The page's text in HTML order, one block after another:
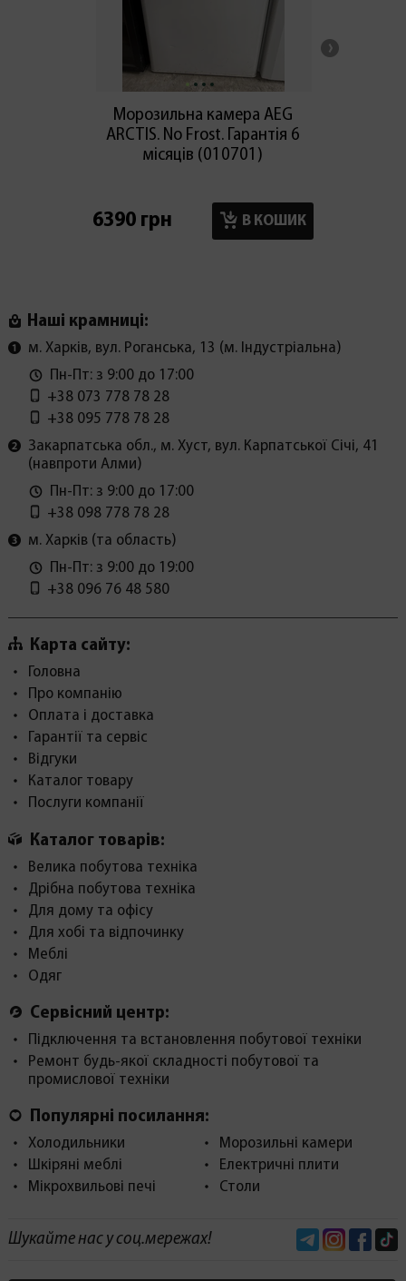
Морозильна камера AEG
ARCTIS. No Frost. Гарантія 6
місяців (010701)
6390 грн В КОШИК
Наші крамниці:
м. Харків, вул. Роганська, 13 (м. Індустріальна)
Пн-Пт: з 9:00 до 17:00
+38 073 778 78 28
+38 095 778 78 28
Закарпатська обл., м. Хуст, вул. Карпатської Січі, 41
(навпроти Алми)
Пн-Пт: з 9:00 до 17:00
+38 098 778 78 28
м. Харків (та область)
Пн-Пт: з 9:00 до 19:00
+38 096 76 48 580
Карта сайту:
Головна
Про компанію
Оплата і доставка
Гарантії та сервіс
Відгуки
Каталог товару
Послуги компанії
Каталог товарів:
Велика побутова техніка
Дрібна побутова техніка
Для дому та офісу
Для хобі та відпочинку
Меблі
Одяг
Сервісний центр:
Підключення та встановлення побутової техніки
Ремонт будь-якої складності побутової та
промислової техніки
Популярні посилання:
Холодильники
Шкіряні меблі
Мікрохвильові печі
Морозильні камери
Електричні плити
Столи
Шукайте нас у соц.мережах! TelegramInstagram